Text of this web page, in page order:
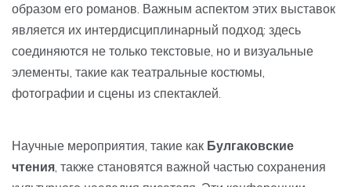
образом его романов. Важным аспектом этих выставок
является их интердисциплинарный подход: здесь
соединяются не только текстовые, но и визуальные
элементы, такие как театральные костюмы,
фотографии и сцены из спектаклей.
Научные мероприятия, такие как Булгаковские
чтения, также становятся важной частью сохранения